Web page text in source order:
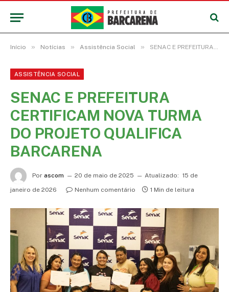
Início » Notícias » Assistência Social » SENAC E PREFEITURA CERTIFICAM NOVA TURMA DO PROJETO QUALIFICA BARCARENA
ASSISTÊNCIA SOCIAL
SENAC E PREFEITURA
CERTIFICAM NOVA TURMA
DO PROJETO QUALIFICA
BARCARENA
Por ascom 20 de maio de 2025 Atualizado: 15 de
janeiro de 2026
Nenhum comentário 1 Min de leitura